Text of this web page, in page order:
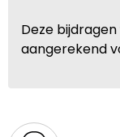
Deze
aangerekend